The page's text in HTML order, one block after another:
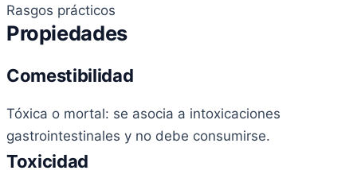
Rasgos prácticos
Propiedades
Comestibilidad
Tóxica o mortal: se asocia a intoxicaciones
gastrointestinales y no debe consumirse.
Toxicidad